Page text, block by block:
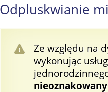
Odpluskwianie
Ze względu na
wykonując